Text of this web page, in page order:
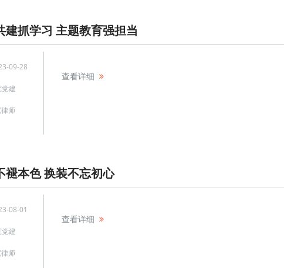
建抓学习 主题教育强担当
09-28
建
师
查看详细
褪本色 换装不忘初心
08-01
建
师
查看详细